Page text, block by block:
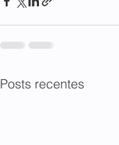
Posts recentes